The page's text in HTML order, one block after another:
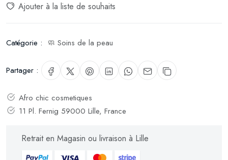
Ajouter à la liste de souhaits
Catégorie : 🧼 Soins de la peau
Partager :
Afro chic cosmetiques
11 Pl. Fernig 59000 Lille, France
Retrait en Magasin ou livraison à Lille